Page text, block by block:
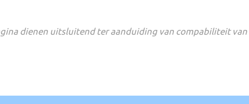
dienen uitsluitend ter aanduiding van compabiliteit